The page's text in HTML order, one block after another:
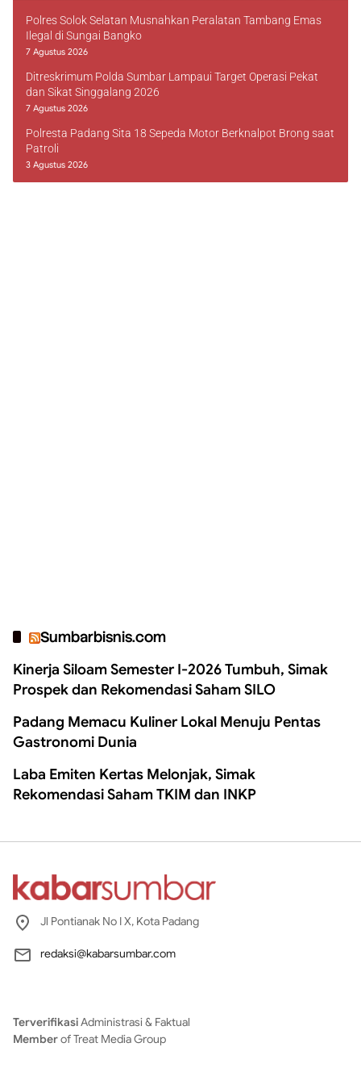
Polres Solok Selatan Musnahkan Peralatan Tambang Emas
Ilegal di Sungai Bangko
7 Agustus 2026
Ditreskrimum Polda Sumbar Lampaui Target Operasi Pekat
dan Sikat Singgalang 2026
7 Agustus 2026
Polresta Padang Sita 18 Sepeda Motor Berknalpot Brong saat
Patroli
3 Agustus 2026
Sumbarbisnis.com
Kinerja Siloam Semester I-2026 Tumbuh, Simak
Prospek dan Rekomendasi Saham SILO
Padang Memacu Kuliner Lokal Menuju Pentas
Gastronomi Dunia
Laba Emiten Kertas Melonjak, Simak
Rekomendasi Saham TKIM dan INKP
Jl Pontianak No I X, Kota Padang
redaksi@kabarsumbar.com
TerverifikasiAdministrasi & Faktual
Memberof Treat Media Group